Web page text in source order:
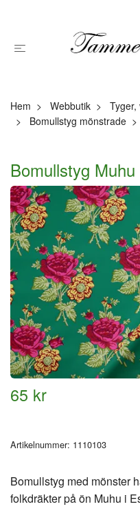
Hem Webbutik
Bomullstyg mönstrade
Bomullstyg
65 kr
Artikelnummer: 1110103
Bomullstyg med mönster
folkdräkter på ön Muhu i